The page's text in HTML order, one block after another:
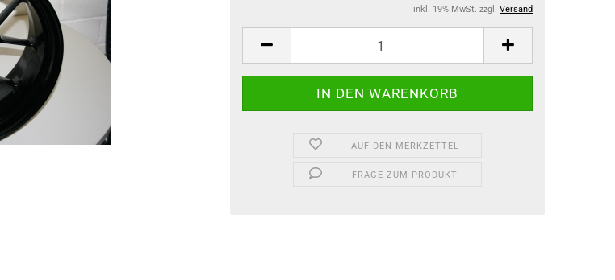
inkl. 19% MwSt. zzgl. Versand
AUF DEN MERKZETTEL
FRAGE ZUM PRODUKT